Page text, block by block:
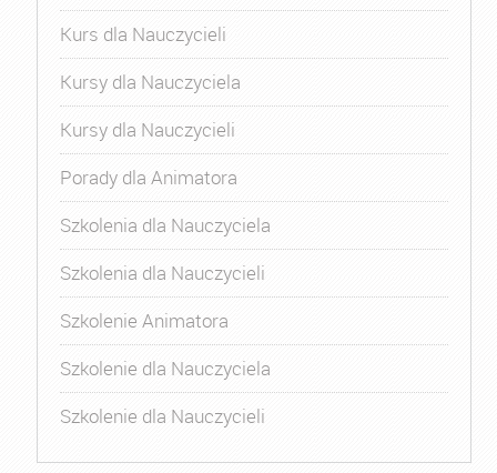
Kurs dla Nauczycieli
Kursy dla Nauczyciela
Kursy dla Nauczycieli
Porady dla Animatora
Szkolenia dla Nauczyciela
Szkolenia dla Nauczycieli
Szkolenie Animatora
Szkolenie dla Nauczyciela
Szkolenie dla Nauczycieli